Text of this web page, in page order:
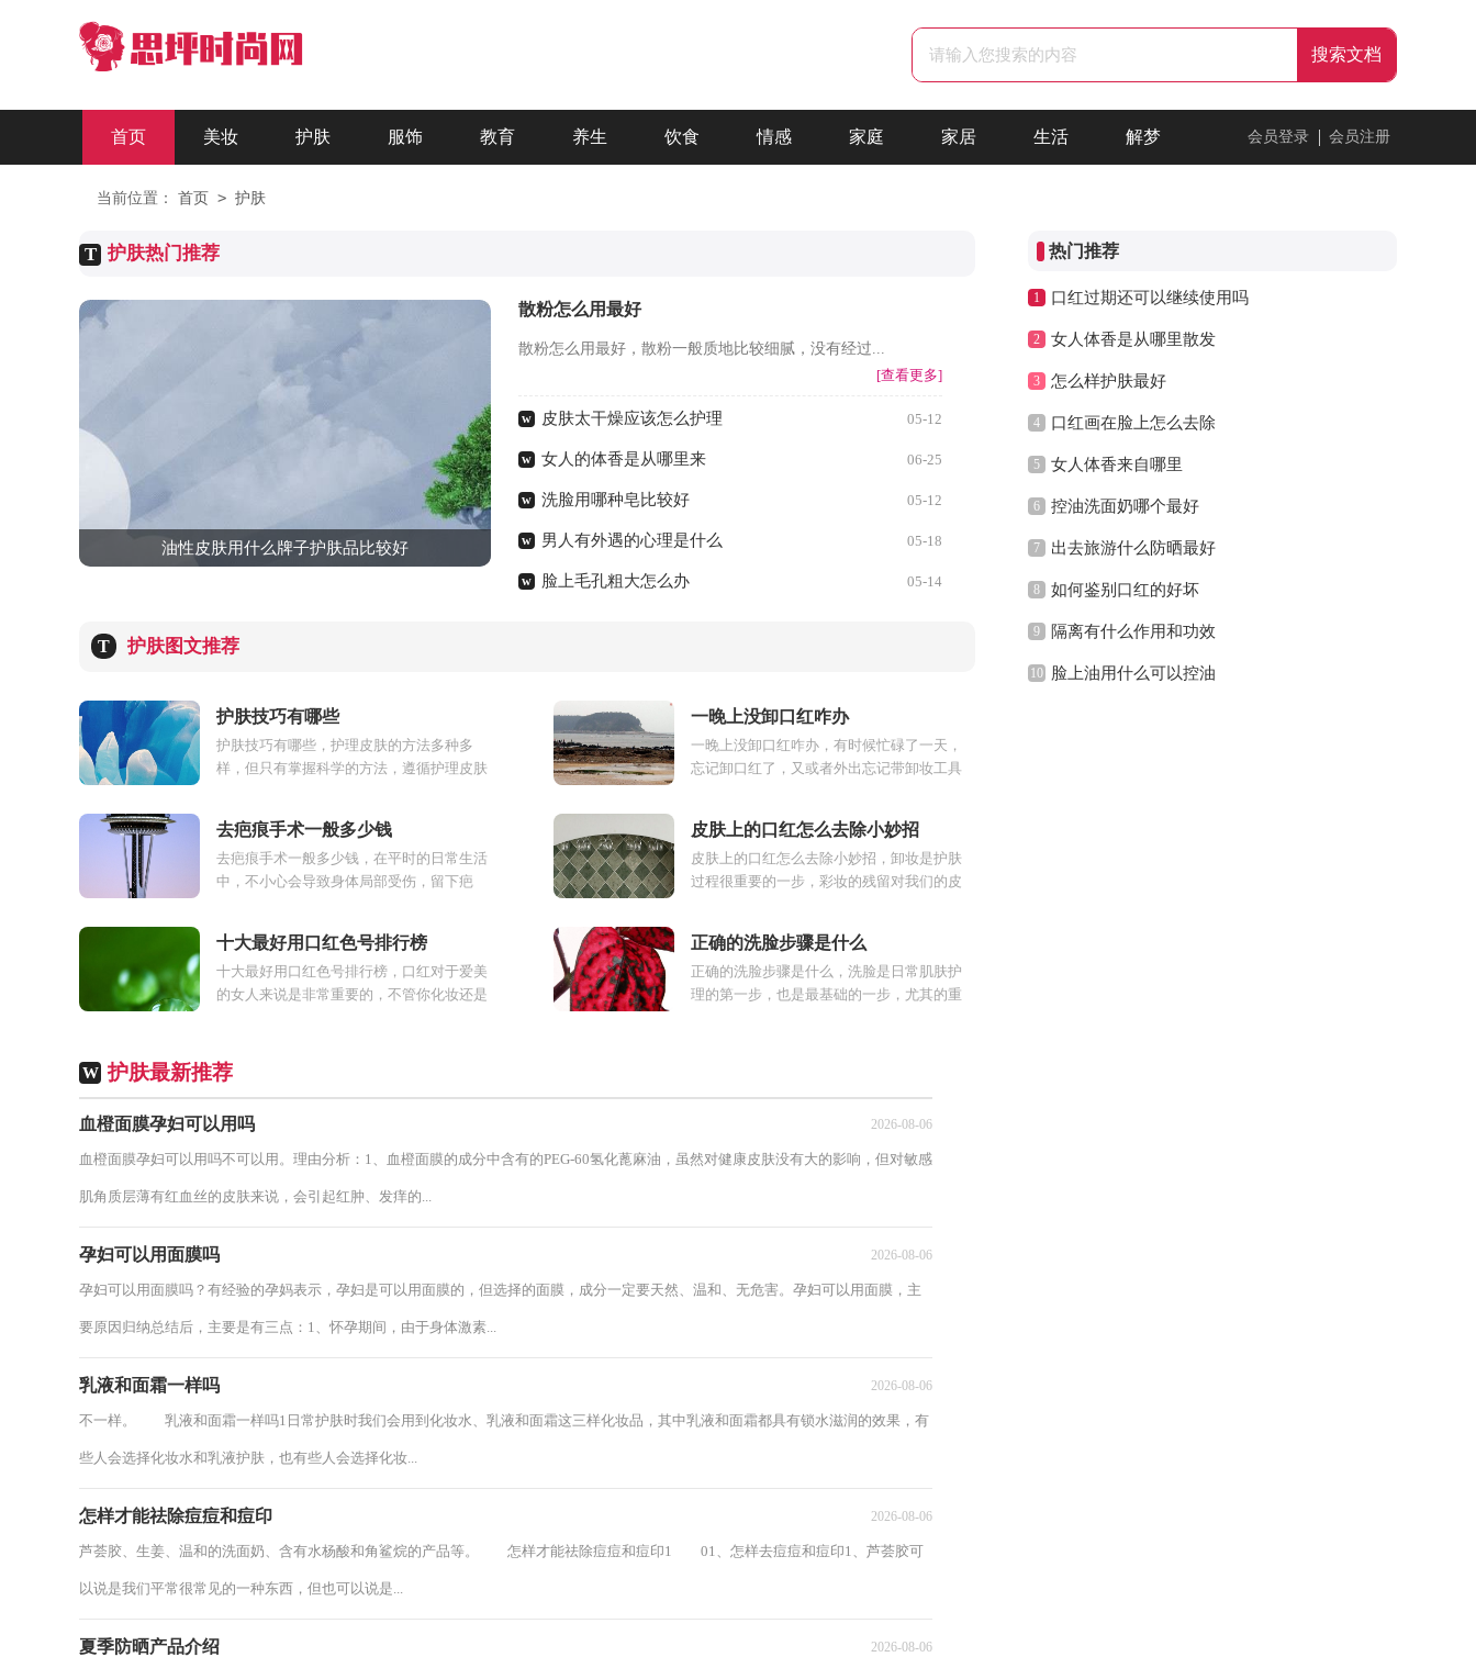
首页 美妆 护肤 服饰 教育 养生 饮食 情感 家庭 家居 生活 解梦 会员登录 会员注册
当前位置： 首页 > 护肤
T 护肤热门推荐
油性皮肤用什么牌子护肤品比较好
散粉怎么用最好
散粉怎么用最好，散粉一般质地比较细腻，没有经过...
[查看更多]
w 皮肤太干燥应该怎么护理 05-12
w 女人的体香是从哪里来 06-25
w 洗脸用哪种皂比较好 05-12
w 男人有外遇的心理是什么 05-18
w 脸上毛孔粗大怎么办 05-14
T 护肤图文推荐
护肤技巧有哪些
护肤技巧有哪些，护理皮肤的方法多种多
样，但只有掌握科学的方法，遵循护理皮肤
一晚上没卸口红咋办
一晚上没卸口红咋办，有时候忙碌了一天，
忘记卸口红了，又或者外出忘记带卸妆工具
去疤痕手术一般多少钱
去疤痕手术一般多少钱，在平时的日常生活
中，不小心会导致身体局部受伤，留下疤
皮肤上的口红怎么去除小妙招
皮肤上的口红怎么去除小妙招，卸妆是护肤
过程很重要的一步，彩妆的残留对我们的皮
十大最好用口红色号排行榜
十大最好用口红色号排行榜，口红对于爱美
的女人来说是非常重要的，不管你化妆还是
正确的洗脸步骤是什么
正确的洗脸步骤是什么，洗脸是日常肌肤护
理的第一步，也是最基础的一步，尤其的重
W 护肤最新推荐
血橙面膜孕妇可以用吗 2026-08-06
血橙面膜孕妇可以用吗不可以用。理由分析：1、血橙面膜的成分中含有的PEG-60氢化蓖麻油，虽然对健康皮肤没有大的影响，但对敏感
肌角质层薄有红血丝的皮肤来说，会引起红肿、发痒的...
孕妇可以用面膜吗 2026-08-06
孕妇可以用面膜吗？有经验的孕妈表示，孕妇是可以用面膜的，但选择的面膜，成分一定要天然、温和、无危害。孕妇可以用面膜，主
要原因归纳总结后，主要是有三点：1、怀孕期间，由于身体激素...
乳液和面霜一样吗 2026-08-06
不一样。 乳液和面霜一样吗1日常护肤时我们会用到化妆水、乳液和面霜这三样化妆品，其中乳液和面霜都具有锁水滋润的效果，有
些人会选择化妆水和乳液护肤，也有些人会选择化妆...
怎样才能祛除痘痘和痘印 2026-08-06
芦荟胶、生姜、温和的洗面奶、含有水杨酸和角鲨烷的产品等。 怎样才能祛除痘痘和痘印1 01、怎样去痘痘和痘印1、芦荟胶可
以说是我们平常很常见的一种东西，但也可以说是...
夏季防晒产品介绍 2026-08-06
热门推荐
1 口红过期还可以继续使用吗
2 女人体香是从哪里散发
3 怎么样护肤最好
4 口红画在脸上怎么去除
5 女人体香来自哪里
6 控油洗面奶哪个最好
7 出去旅游什么防晒最好
8 如何鉴别口红的好坏
9 隔离有什么作用和功效
10 脸上油用什么可以控油